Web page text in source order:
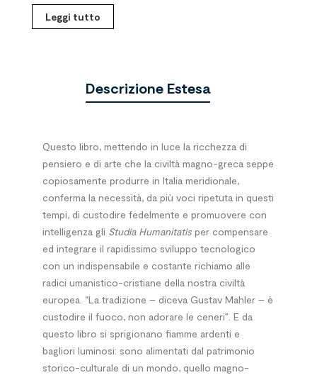
Leggi tutto
Descrizione Estesa
Questo libro, mettendo in luce la ricchezza di
pensiero e di arte che la civiltà magno-greca seppe
copiosamente produrre in Italia meridionale,
conferma la necessità, da più voci ripetuta in questi
tempi, di custodire fedelmente e promuovere con
intelligenza gli Studia Humanitatis per compensare
ed integrare il rapidissimo sviluppo tecnologico
con un indispensabile e costante richiamo alle
radici umanistico-cristiane della nostra civiltà
europea. “La tradizione – diceva Gustav Mahler – è
custodire il fuoco, non adorare le ceneri”. E da
questo libro si sprigionano fiamme ardenti e
bagliori luminosi: sono alimentati dal patrimonio
storico-culturale di un mondo, quello magno-